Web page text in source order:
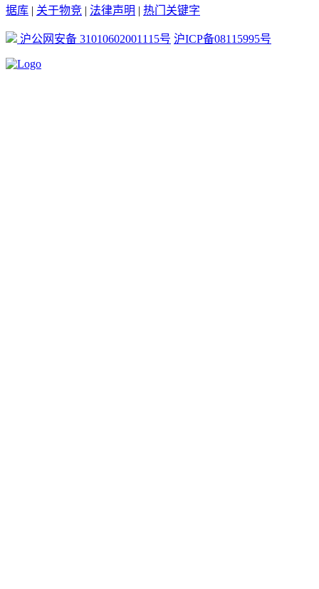
据库 | 关于物竞 | 法律声明 | 热门关键字
沪公网安备 31010602001115号 沪ICP备08115995号